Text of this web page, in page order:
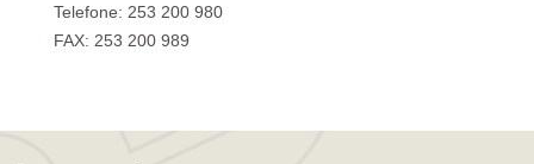
Telefone: 253 200 980
FAX: 253 200 989